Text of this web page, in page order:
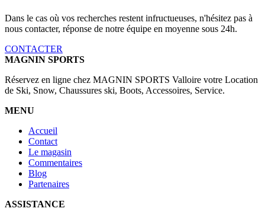
Dans le cas où vos recherches restent infructueuses, n'hésitez pas à
nous contacter, réponse de notre équipe en moyenne sous 24h.
CONTACTER
MAGNIN SPORTS
Réservez en ligne chez MAGNIN SPORTS Valloire votre Location
de Ski, Snow, Chaussures ski, Boots, Accessoires, Service.
MENU
Accueil
Contact
Le magasin
Commentaires
Blog
Partenaires
ASSISTANCE